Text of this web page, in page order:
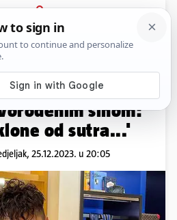
PRIJAVA
Show Komentari
vratila se u
sinom:
od sutra...'
25.12.2023. u 20:05